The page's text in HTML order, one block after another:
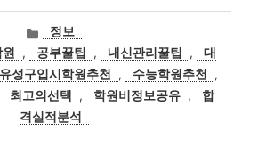
카
테
고
리
정보
, 공부꿀팁 , 내신관리꿀팁 ,
대
성구입시학원추천 , 수능학원추천
,
최고의선택 , 학원비정보공유 ,
합
격실적분석